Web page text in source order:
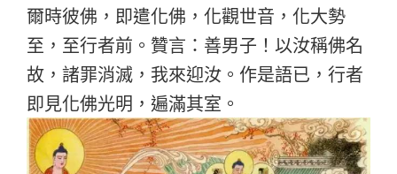
爾時彼佛，即遣化佛，化觀世音，化大勢
至，至行者前。贊言：善男子！以汝稱佛名
故，諸罪消滅，我來迎汝。作是語已，行者
即見化佛光明，遍滿其室。